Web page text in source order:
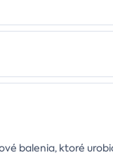
balenia, ktoré